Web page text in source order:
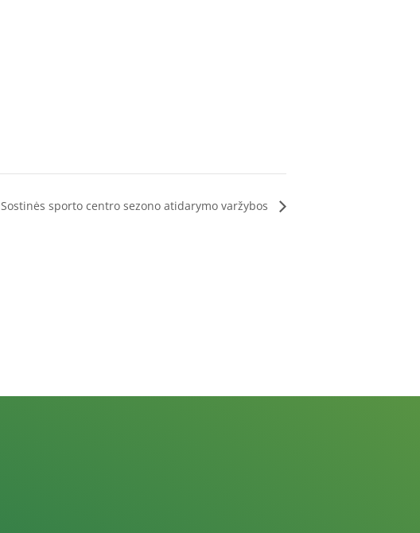
Sostinės sporto centro sezono atidarymo varžybos